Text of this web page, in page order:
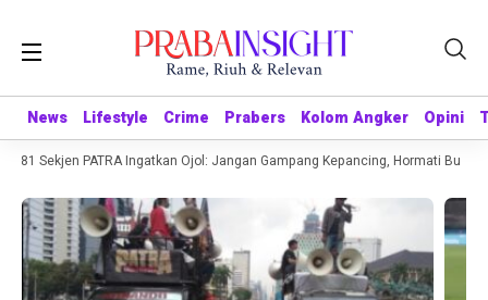
News Lifestyle Crime Prabers Kolom Angker Opini
News Lifestyle Crime Prabers Kolom Angker Opini
81 Sekjen PATRA Ingatkan Ojol: Jangan Gampang Kepancing, Hormati Bulan